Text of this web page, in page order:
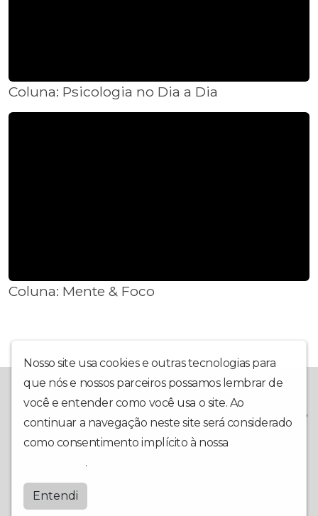
Coluna: Psicologia no Dia a Dia
Coluna: Mente & Foco
Nosso site usa cookies e outras tecnologias para
que nós e nossos parceiros possamos lembrar de
você e entender como você usa o site. Ao
continuar a navegação neste site será considerado
como consentimento implícito à nossa
.
Entendi
A Rádio Piracicaba foi criada em outubro de 2020, e inaugurada
em 1º de março de 2021, com o intuito de trazer ao internauta
sempre a melhor informação, com o Jornal A Hora da Notícia e o
Programa de Esportes Resenha Esportiva. O site da rádio tem
uma programação repleta de musica e noticias sempre